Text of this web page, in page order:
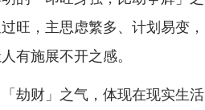
旺，主思虑繁多、计划易变，
有施展不开之感。
劫财」之气，体现在现实生活